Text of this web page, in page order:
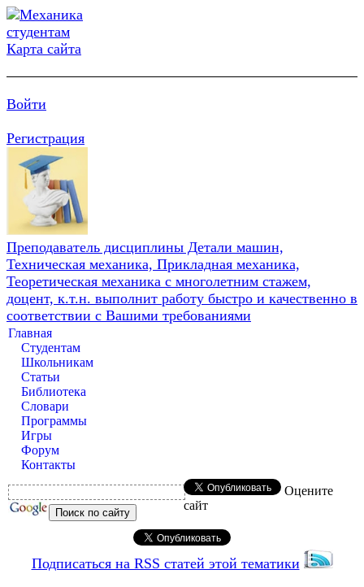
Карта сайта
Войти
Регистрация
Преподаватель дисциплины Детали машин,
Техническая механика, Прикладная механика,
Теоретическая механика с многолетним стажем,
доцент, к.т.н. выполнит работу быстро и качественно в
соответствии с Вашими требованиями
Главная
Студентам
Школьникам
Статьи
Библиотека
Словари
Программы
Игры
Форум
Контакты
Оцените
сайт
Подписаться на RSS статей этой тематики